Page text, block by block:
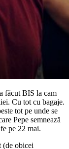
făcut BIS la cam
Cu tot cu bagaje.
tot pe unde se
Pepe semnează
pe 22 mai.
(de obicei